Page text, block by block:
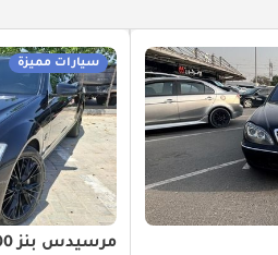
سيارات مميزة
مرسيدس بنز S 500